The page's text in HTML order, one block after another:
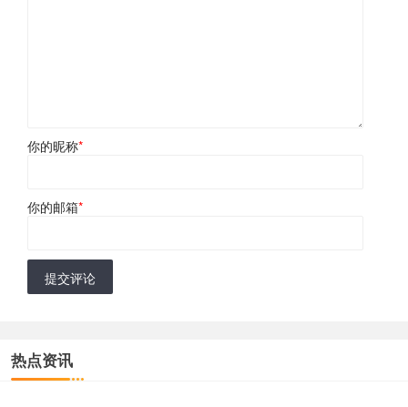
你的昵称*
你的邮箱*
提交评论
热点资讯